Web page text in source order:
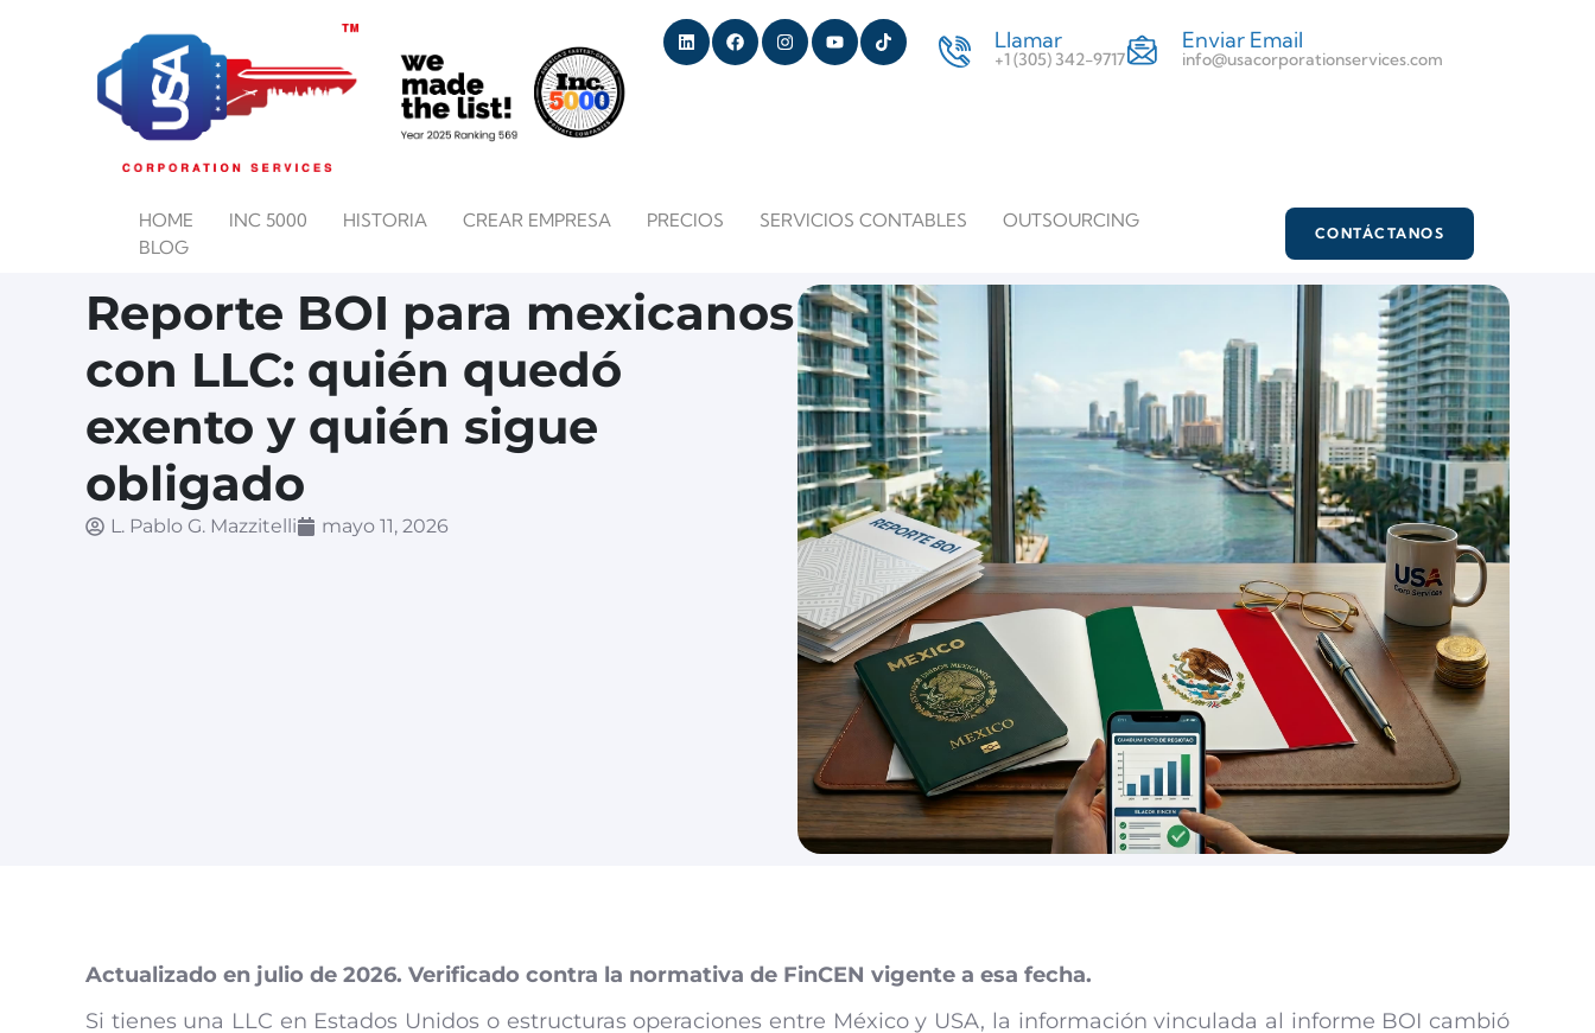
Llamar
+1 (305) 342-9717
Enviar Email
info@usacorporationservices.com
HOME INC 5000 HISTORIA CREAR EMPRESA PRECIOS SERVICIOS CONTABLES
OUTSOURCING
BLOG
CONTÁCTANOS
Reporte BOI para mexicanos
con LLC: quién quedó
exento y quién sigue
obligado
L. Pablo G. Mazzitelli mayo 11, 2026
Actualizado en julio de 2026. Verificado contra la normativa de FinCEN vigente a esa fecha.
Si tienes una LLC en Estados Unidos o estructuras operaciones entre México y USA, la información vinculada al informe BOI cambió